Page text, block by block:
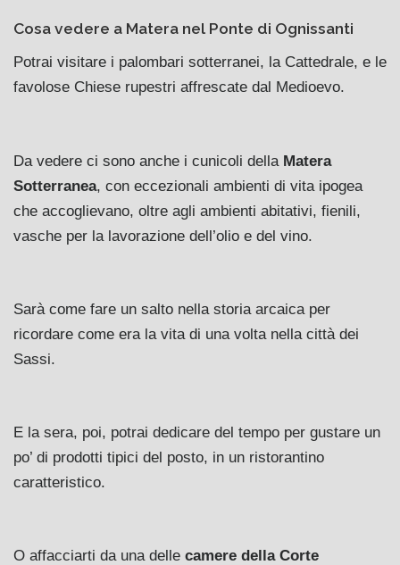
Cosa vedere a Matera nel Ponte di Ognissanti
Potrai visitare i palombari sotterranei, la Cattedrale, e le
favolose Chiese rupestri affrescate dal Medioevo.
Da vedere ci sono anche i cunicoli della Matera
Sotterranea, con eccezionali ambienti di vita ipogea
che accoglievano, oltre agli ambienti abitativi, fienili,
vasche per la lavorazione dell’olio e del vino.
Sarà come fare un salto nella storia arcaica per
ricordare come era la vita di una volta nella città dei
Sassi.
E la sera, poi, potrai dedicare del tempo per gustare un
po’ di prodotti tipici del posto, in un ristorantino
caratteristico.
O affacciarti da una delle camere della Corte